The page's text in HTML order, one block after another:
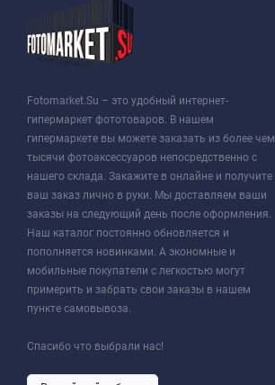
Fotomarket.Su – это удобный интернет-
гипермаркет фототоваров. В нашем
гипермаркете вы можете заказать из более чем
тысячи фотоаксессуаров непосредственно с
нашего склада. Закажите в онлайне и получите
ваш заказ лично в руки. Мы доставляем ваши
заказы на следующий день после оформления.
Наш каталог постоянно обновляется и
пополняется новинками. А экономные и
мобильные покупатели с легкостью могут
примерить и забрать свои заказы в нашем
пункте самовывоза.
Спасибо что выбрали нас!